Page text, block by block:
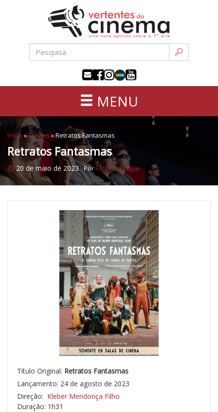
conteúdo
sétima
MENU
Início »Críticas »Retratos Fantasmas
Retratos Fantasmas
20 de maio de 2023 PorFabricio Duque
Título Original: Retratos Fantasmas
Lançamento: 24 de agosto de 2023
Direção: Kleber Mendonça Filho
Duração: 1h31